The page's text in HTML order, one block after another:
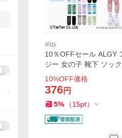
algy
10％OFFセール ALGY
ジー 女の子 靴下 ソック
ルーソックス ショート
クス ロゴ ボーダー キッ
供 ジュニア K 2302 C
10%OFF価格
376円
5% （15pt）